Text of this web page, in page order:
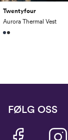
Twentyfour
Aurora Thermal Vest
FØLG OSS